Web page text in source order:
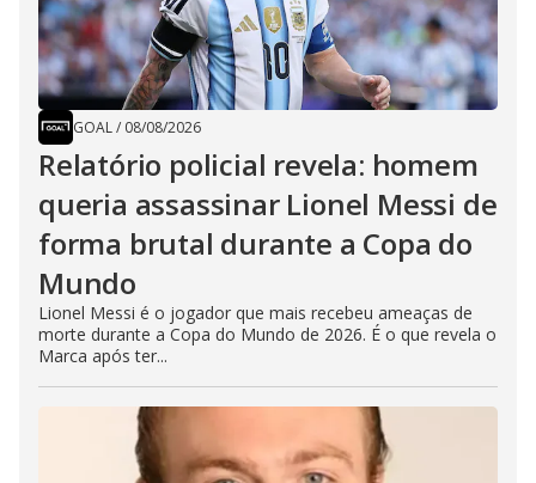
GOAL/ 08/08/2026
Relatório policial revela: homem
queria assassinar Lionel Messi de
forma brutal durante a Copa do
Mundo
Lionel Messi é o jogador que mais recebeu ameaças de
morte durante a Copa do Mundo de 2026. É o que revela o
Marca após ter...